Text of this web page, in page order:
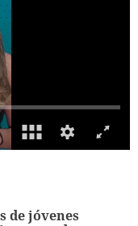
de jóvenes